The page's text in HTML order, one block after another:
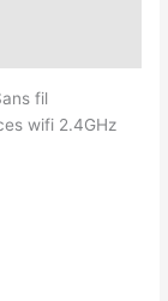
fil
wifi 2.4GHz